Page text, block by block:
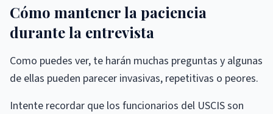
Cómo mantener la paciencia
durante la entrevista
Como puedes ver, te harán muchas preguntas y algunas
de ellas pueden parecer invasivas, repetitivas o peores.
Intente recordar que los funcionarios del USCIS son